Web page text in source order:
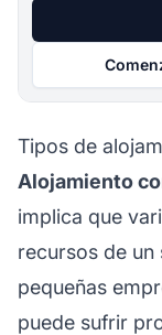
Tipos de
Alojamiento
implica que
recursos de un
pequeñas
puede sufrir